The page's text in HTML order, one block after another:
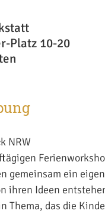
Platz 10-20
NRW
gemeinsam ein
ihren Ideen
Thema, das die